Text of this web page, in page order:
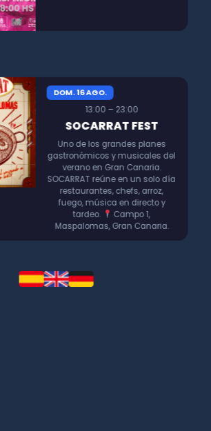
DOM. 16 AGO.
13:00 – 23:00
SOCARRAT FEST
Uno de los grandes planes
gastronómicos y musicales del
verano en Gran Canaria.
SOCARRAT reúne en un solo día
restaurantes, chefs, arroz,
fuego, música en directo y
tardeo.
Campo 1,
Maspalomas, Gran Canaria.